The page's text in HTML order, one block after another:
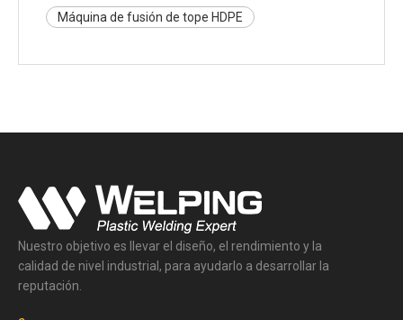
Máquina de fusión de tope HDPE
Nuestro objetivo es llevar el diseño, el rendimiento y la
calidad de nivel industrial, para ayudarlo a desarrollar la
reputación.